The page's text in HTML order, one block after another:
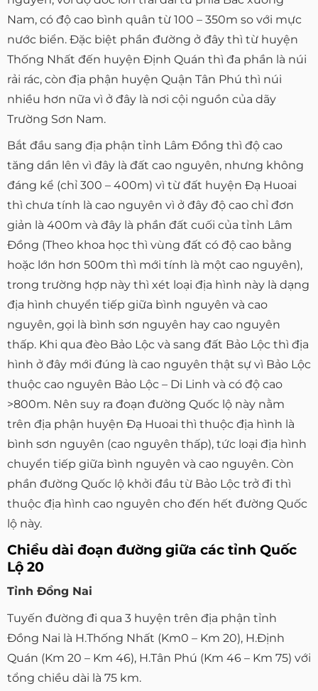
Nam, có độ cao bình quân từ 100 – 350m so với mực
nước biển. Đặc biệt phần đường ở đây thì từ huyện
Thống Nhất đến huyện Định Quán thì đa phần là núi
rải rác, còn địa phận huyện Quận Tân Phú thì núi
nhiều hơn nữa vì ở đây là nơi cội nguồn của dãy
Trường Sơn Nam.
Bắt đầu sang địa phận tỉnh Lâm Đồng thì độ cao
tăng dần lên vì đây là đất cao nguyên, nhưng không
đáng kể (chỉ 300 – 400m) vì từ đất huyện Đạ Huoai
thì chưa tính là cao nguyên vì ở đây độ cao chỉ đơn
giản là 400m và đây là phần đất cuối của tỉnh Lâm
Đồng (Theo khoa học thì vùng đất có độ cao bằng
hoặc lớn hơn 500m thì mới tính là một cao nguyên),
trong trường hợp này thì xét loại địa hình này là dạng
địa hình chuyển tiếp giữa bình nguyên và cao
nguyên, gọi là bình sơn nguyên hay cao nguyên
thấp. Khi qua đèo Bảo Lộc và sang đất Bảo Lộc thì địa
hình ở đây mới đúng là cao nguyên thật sự vì Bảo Lộc
thuộc cao nguyên Bảo Lộc – Di Linh và có độ cao
>800m. Nên suy ra đoạn đường Quốc lộ này nằm
trên địa phận huyện Đạ Huoai thì thuộc địa hình là
bình sơn nguyên (cao nguyên thấp), tức loại địa hình
chuyển tiếp giữa bình nguyên và cao nguyên. Còn
phần đường Quốc lộ khởi đầu từ Bảo Lộc trở đi thì
thuộc địa hình cao nguyên cho đến hết đường Quốc
lộ này.
Chiều dài đoạn đường giữa các tỉnh Quốc
Lộ 20
Tỉnh Đồng Nai
Tuyến đường đi qua 3 huyện trên địa phận tỉnh
Đồng Nai là H.Thống Nhất (Km0 – Km 20), H.Định
Quán (Km 20 – Km 46), H.Tân Phú (Km 46 – Km 75) với
tổng chiều dài là 75 km.